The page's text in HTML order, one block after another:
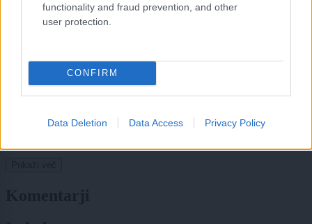
functionality and fraud prevention, and other
user protection.
CONFIRM
Data Deletion Data Access Privacy Policy
Hladna fronta prinaša nevihte: Možni močnejši nalivi, veter in toča
Se nameravate upokojiti? Toliko časa boste čakali na izračun
Lokalno4 ure nazaj
Nenavadna zgodba s podeželja: Kmetu zbalirali in ukradli dva hektarja